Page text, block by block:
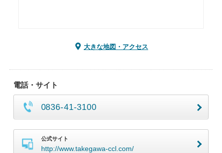
大きな地図・アクセス
電話・サイト
0836-41-3100
公式サイト
http://www.takegawa-ccl.com/